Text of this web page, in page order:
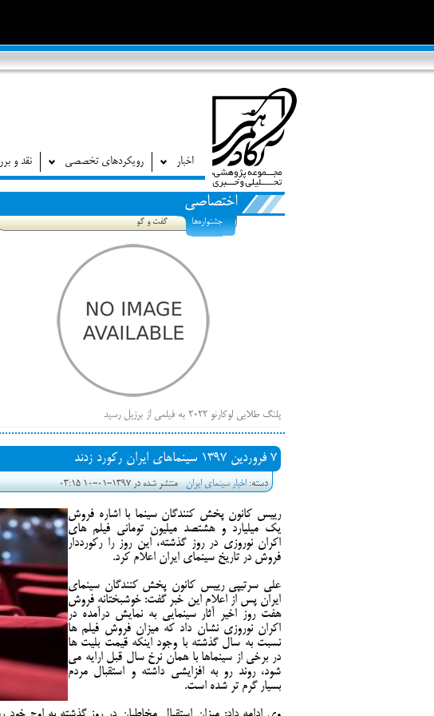
اخبار رویکردهای تخصصی نقد و
اختصاصی
جشنواره‌ها گفت و گو
پلنگ طلایی لوکارنو ۲۰۲۲ به فیلمی از برزیل رسید
فهرست فیلم‌های بخش مسابقه جشنواره فیلم ونیز ۲۰۲۲ مشخص
ایرانی‌ها
بیرون راندن فیلم‌های منتسب به حامیان کرملین از جشنواره کن، راه برای
باز است
7 فروردین 1397 سینماهای ایران رکورد زدند
دسته:اخبار سینمای ایران منتشر شده در 1397-01-10 03:15
رییس کانون پخش کنندگان سینما با اشاره فروش
یک میلیارد و هشتصد میلیون تومانی فیلم های
اکران نوروزی در روز گذشته، این روز را رکورددار
فروش در تاریخ سینمای ایران اعلام کرد.
علی سرتیپی رییس کانون پخش کنندگان سینمای
ایران پس از اعلام این خبر گفت: خوشبختانه فروش
هفت روز اخیر آثار سینمایی به نمایش درآمده در
اکران نوروزی نشان داد که میزان فروش فیلم ها
نسبت به سال گذشته با وجود اینکه قیمت بلیت ها
در برخی از سینماها با همان نرخ سال قبل ارایه می
شود، روند رو به افزایشی داشته و استقبال مردم
بسیار گرم تر شده است.